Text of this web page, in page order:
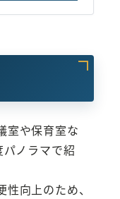
室や保育室な
ノラマで紹
向上のため、